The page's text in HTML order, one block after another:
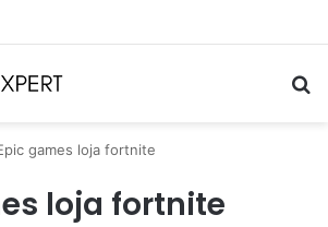
incríveis em eletrônicos
games loja fortnite
loja fortnite